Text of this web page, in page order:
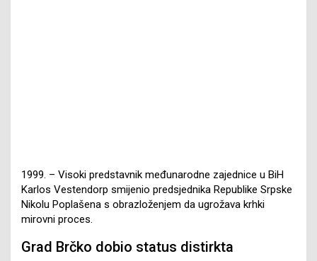
1999. – Visoki predstavnik međunarodne zajednice u BiH
Karlos Vestendorp smijenio predsjednika Republike Srpske
Nikolu Poplašena s obrazloženjem da ugrožava krhki
mirovni proces.
Grad Brčko dobio status distirkta